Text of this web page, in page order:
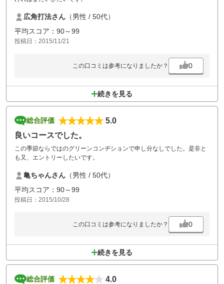
広角打法さん （男性 / 50代）
平均スコア：90～99
投稿日：2015/11/21
この口コミは参考になりましたか？ 0
続きを見る
総合評価
5.0
良いコースでした。
この季節ならではのグリーンコンヂションで申し分なしでした。是非と
も又、エントリーしたいです。
亀ちゃんさん （男性 / 50代）
平均スコア：90～99
投稿日：2015/10/28
この口コミは参考になりましたか？ 0
続きを見る
総合評価
4.0